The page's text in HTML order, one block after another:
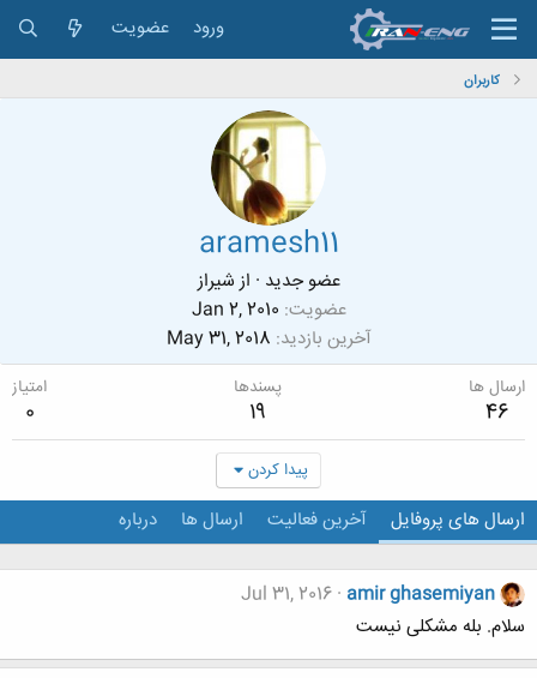
ورود عضویت
کاربران
aramesh11
عضو جدید · ازشیراز
عضویت Jan 2, 2010
آخرین بازدید May 31, 2018
ارسال ها
46
پسندها
19
امتیاز
0
پیدا کردن
ارسال های پروفایل آخرین فعالیت ارسال ها درباره
amir ghasemiyan
Jul 31, 2016
سلام. بله مشکلی نیست